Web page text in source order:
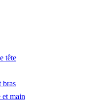
tête
bras
et main